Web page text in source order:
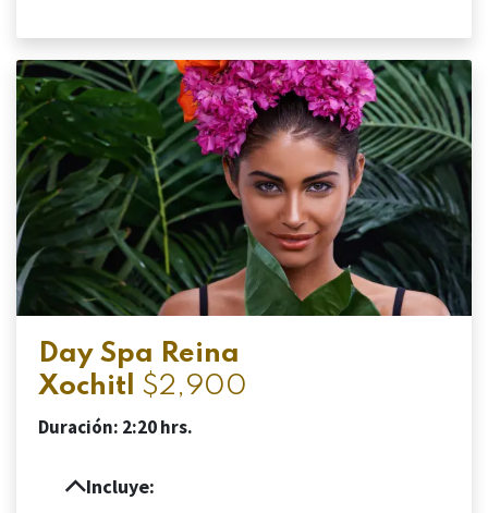
Day Spa Reina
Xochitl $2,900
Duración: 2:20 hrs.
Incluye: